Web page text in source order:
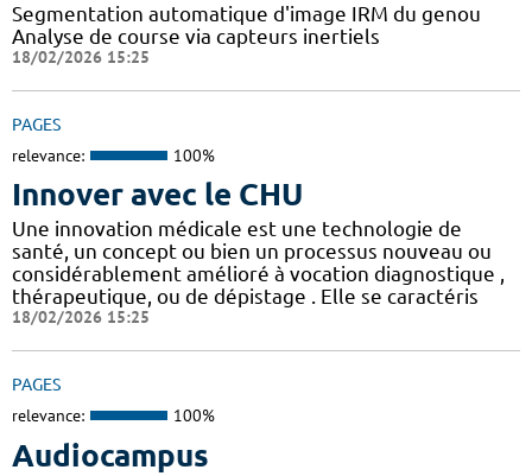
Segmentation automatique d'image IRM du genou
Analyse de course via capteurs inertiels
18/02/2026 15:25
PAGES
relevance: 100%
Innover avec le CHU
Une innovation médicale est une technologie de
santé, un concept ou bien un processus nouveau ou
considérablement amélioré à vocation diagnostique ,
thérapeutique, ou de dépistage . Elle se caractéris
18/02/2026 15:25
PAGES
relevance: 100%
Audiocampus